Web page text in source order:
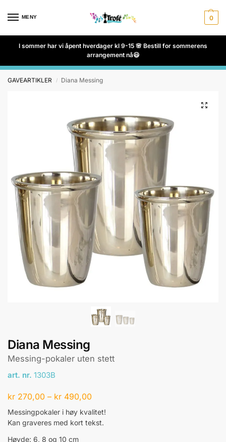
MENY 0
I sommer har vi åpent hverdager kl 9-15 🌸 Bestill for sommerens
arrangement nå😃
GAVEARTIKLER / Diana Messing
Diana Messing
Messing-pokaler uten stett
art. nr. 1303B
kr 270,00 – kr 490,00
Messingpokaler i høy kvalitet!
Kan graveres med kort tekst.
Høyde: 6, 8 og 10 cm